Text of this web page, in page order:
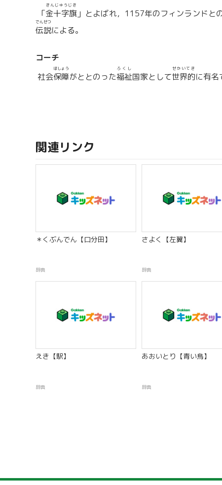
「金十字旗
きんじゅうじき
」とよばれ，1157年のフィンランドと
伝説
でんせつ
による。
コーチ
社会保障
ほしょう
がととのった福祉
ふくし
国家として世界的
せかいてき
に有名
関連リンク
＊くぶんでん【口分田】
辞典
さよく【左翼】
辞典
えき【駅】
辞典
あおいとり【青い鳥】
辞典